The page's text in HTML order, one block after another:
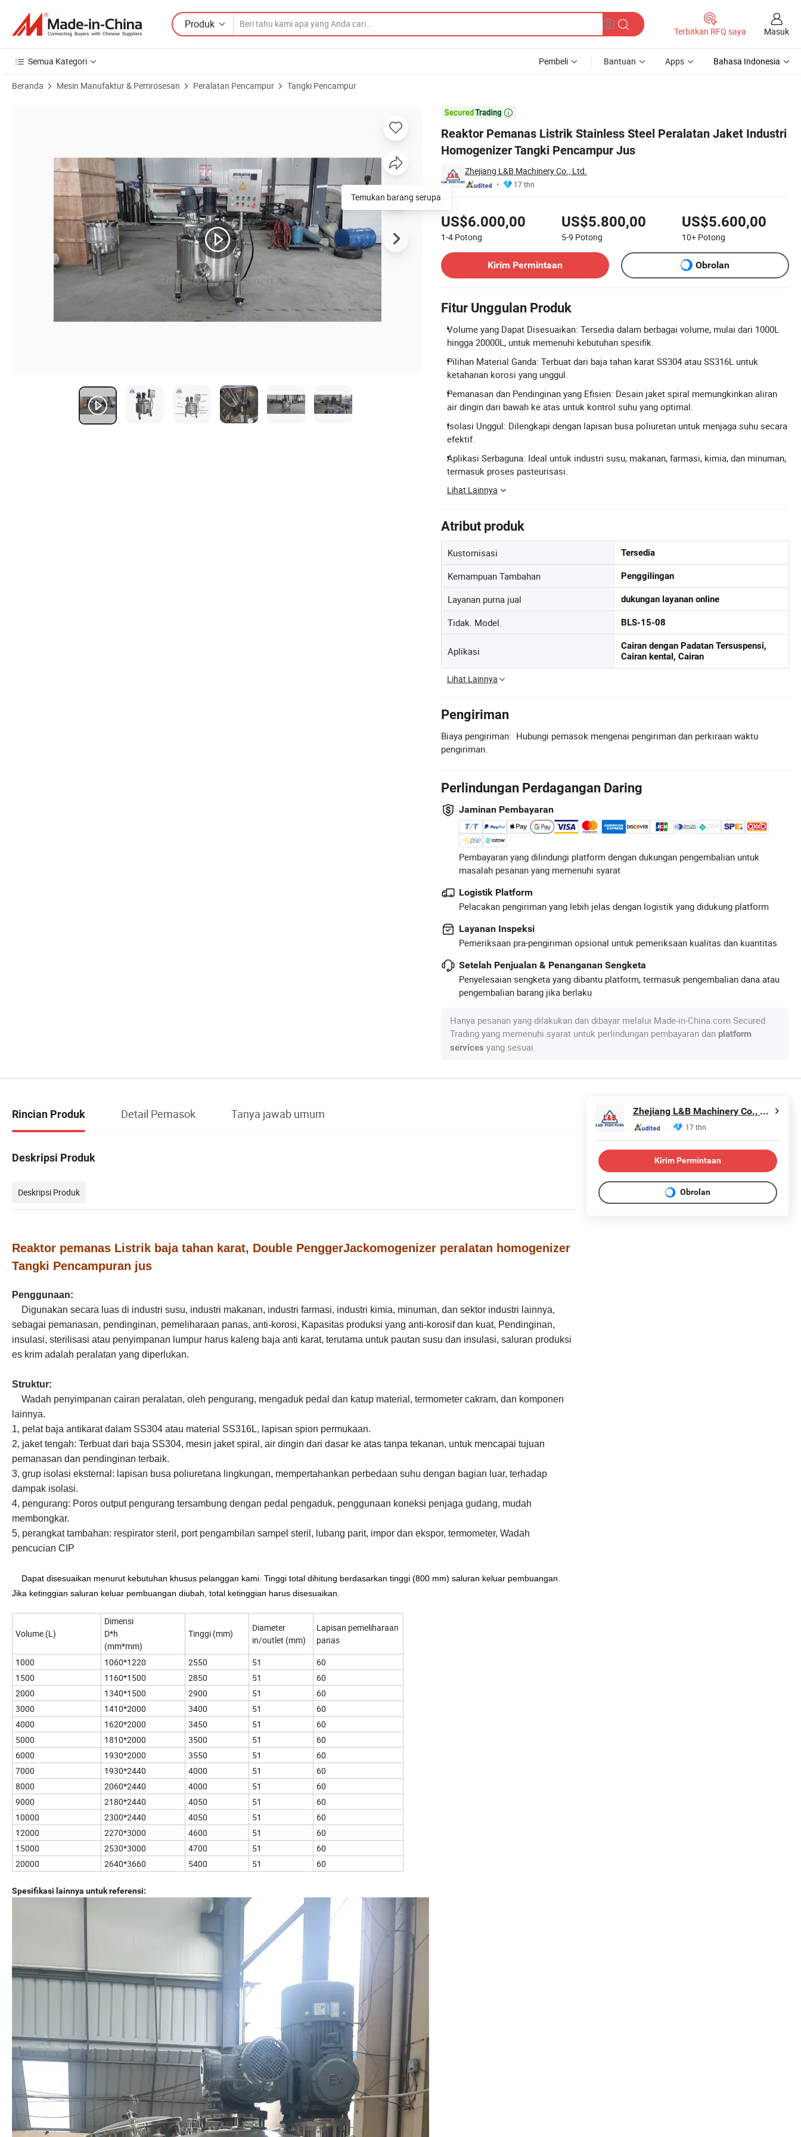
Produk
Terbitkan RFQ saya Masuk
Semua Kategori Pembeli Bantuan Apps Bahasa Indonesia
Beranda Mesin Manufaktur & Pemrosesan Peralatan Pencampur Tangki Pencampur

Reaktor Pemanas Listrik Stainless Steel Peralatan Jaket Industri
Homogenizer Tangki Pencampur Jus
Zhejiang L&B Machinery Co., Ltd.
17 thn
US$6.000,00
1-4 Potong
US$5.800,00
5-9 Potong
US$5.600,00
10+ Potong
Kirim Permintaan
Obrolan
Fitur Unggulan Produk
Volume yang Dapat Disesuaikan: Tersedia dalam berbagai volume, mulai dari 1000L
hingga 20000L, untuk memenuhi kebutuhan spesifik.
Pilihan Material Ganda: Terbuat dari baja tahan karat SS304 atau SS316L untuk
ketahanan korosi yang unggul.
Pemanasan dan Pendinginan yang Efisien: Desain jaket spiral memungkinkan aliran
air dingin dari bawah ke atas untuk kontrol suhu yang optimal.
Isolasi Unggul: Dilengkapi dengan lapisan busa poliuretan untuk menjaga suhu secara
efektif.
Aplikasi Serbaguna: Ideal untuk industri susu, makanan, farmasi, kimia, dan minuman,
termasuk proses pasteurisasi.
Lihat Lainnya
Atribut produk
Kustomisasi Tersedia
Kemampuan Tambahan Penggilingan
Layanan purna jual dukungan layanan online
Tidak. Model. BLS-15-08
Aplikasi
Cairan dengan Padatan Tersuspensi,
Cairan kental, Cairan
Lihat Lainnya
Pengiriman
Biaya pengiriman: Hubungi pemasok mengenai pengiriman dan perkiraan waktu
pengiriman.
Perlindungan Perdagangan Daring
Jaminan Pembayaran
Pembayaran yang dilindungi platform dengan dukungan pengembalian untuk
masalah pesanan yang memenuhi syarat
Logistik Platform
Pelacakan pengiriman yang lebih jelas dengan logistik yang didukung platform
Layanan Inspeksi
Pemeriksaan pra-pengiriman opsional untuk pemeriksaan kualitas dan kuantitas
Setelah Penjualan & Penanganan Sengketa
Penyelesaian sengketa yang dibantu platform, termasuk pengembalian dana atau
pengembalian barang jika berlaku
Hanya pesanan yang dilakukan dan dibayar melalui Made-in-China.com Secured
Trading yang memenuhi syarat untuk perlindungan pembayaran dan platform
services yang sesuai.
Gambar Produk dari Reaktor Pemanas Listrik Stainless Steel Peralatan Jaket Industri Homogenizer Tangki Pencampur Jus
Temukan barang serupa
Rincian Produk Detail Pemasok Tanya jawab umum
Deskripsi Produk
Deskripsi Produk
Reaktor pemanas Listrik baja tahan karat, Double PenggerJackomogenizer peralatan homogenizer
Tangki Pencampuran jus
Penggunaan:
Digunakan secara luas di industri susu, industri makanan, industri farmasi, industri kimia, minuman, dan sektor industri lainnya,
sebagai pemanasan, pendinginan, pemeliharaan panas, anti-korosi, Kapasitas produksi yang anti-korosif dan kuat, Pendinginan,
insulasi, sterilisasi atau penyimpanan lumpur harus kaleng baja anti karat, terutama untuk pautan susu dan insulasi, saluran produksi
es krim adalah peralatan yang diperlukan.
Struktur:
Wadah penyimpanan cairan peralatan, oleh pengurang, mengaduk pedal dan katup material, termometer cakram, dan komponen
lainnya.
1, pelat baja antikarat dalam SS304 atau material SS316L, lapisan spion permukaan.
2, jaket tengah: Terbuat dari baja SS304, mesin jaket spiral, air dingin dari dasar ke atas tanpa tekanan, untuk mencapai tujuan
pemanasan dan pendinginan terbaik.
3, grup isolasi eksternal: lapisan busa poliuretana lingkungan, mempertahankan perbedaan suhu dengan bagian luar, terhadap
dampak isolasi.
4, pengurang: Poros output pengurang tersambung dengan pedal pengaduk, penggunaan koneksi penjaga gudang, mudah
membongkar.
5, perangkat tambahan: respirator steril, port pengambilan sampel steril, lubang parit, impor dan ekspor, termometer, Wadah
pencucian CIP
Dapat disesuaikan menurut kebutuhan khusus pelanggan kami. Tinggi total dihitung berdasarkan tinggi (800 mm) saluran keluar pembuangan.
Jika ketinggian saluran keluar pembuangan diubah, total ketinggian harus disesuaikan.
Volume (L)
Dimensi
D*h
(mm*mm)
Tinggi (mm)
Diameter
in/outlet (mm)
Lapisan pemeliharaan
panas
1000
1060*1220 2550 51
60
1500
1160*1500 2850 51
60
2000
1340*1500 2900 51
60
3000
1410*2000 3400 51
60
4000
1620*2000 3450 51
60
5000
1810*2000 3500 51
60
6000
1930*2000 3550 51
60
7000
1930*2440 4000 51
60
8000
2060*2440 4000 51
60
9000
2180*2440 4050 51
60
10000
2300*2440 4050 51
60
12000
2270*3000 4600 51
60
15000
2530*3000 4700 51
60
20000
2640*3660 5400 51 60
Spesifikasi lainnya untuk referensi:
Zhejiang L&B Machinery Co., Ltd.
17 thn
Kirim Permintaan
Obrolan